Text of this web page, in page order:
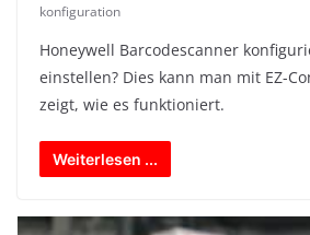
konfiguration
Honeywell Barcodescanner
einstellen? Dies kann man mit EZ-
zeigt, wie es funktioniert.
Weiterlesen ...